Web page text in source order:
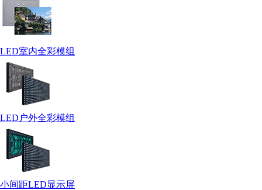
LED室内全彩模组
LED户外全彩模组
小间距LED显示屏